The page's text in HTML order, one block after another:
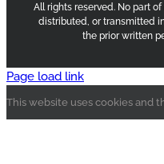
All rights reserved. No part
distributed, or transmitted
the prior written
Page load link
This website uses cookies and